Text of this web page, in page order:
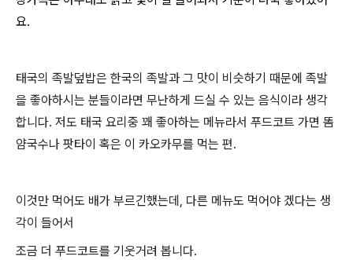
요.
태국의 족발덮밥은 한국의 족발과 그 맛이 비슷하기 때문에 족발
을 좋아하시는 분들이라면 무난하게 드실 수 있는 음식이라 생각
합니다. 저도 태국 요리중 꽤 좋아하는 메뉴라서 푸드코트 가면 똠
얌국수나 팟타이 혹은 이 카오카무를 먹는 편.
이것만 먹어도 배가 부르긴했는데, 다른 메뉴도 먹어야 겠다는 생
각이 들어서
조금 더 푸드코트를 기웃거려 봅니다.